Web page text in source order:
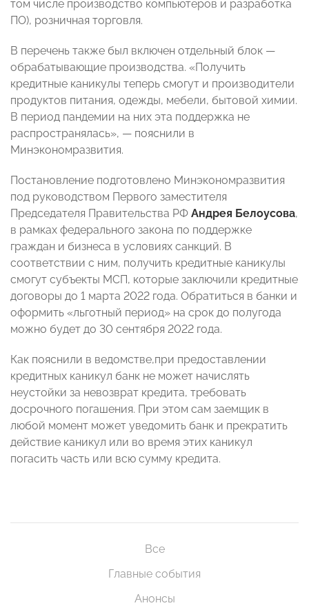
том числе производство компьютеров и разработка
ПО), розничная торговля.
В перечень также был включен отдельный блок —
обрабатывающие производства. «Получить
кредитные каникулы теперь смогут и производители
продуктов питания, одежды, мебели, бытовой химии.
В период пандемии на них эта поддержка не
распространялась», — пояснили в
Минэкономразвития.
Постановление подготовлено Минэкономразвития
под руководством Первого заместителя
Председателя Правительства РФ Андрея Белоусова,
в рамках федерального закона по поддержке
граждан и бизнеса в условиях санкций. В
соответствии с ним, получить кредитные каникулы
смогут субъекты МСП, которые заключили кредитные
договоры до 1 марта 2022 года. Обратиться в банки и
оформить «льготный период» на срок до полугода
можно будет до 30 сентября 2022 года.
Как пояснили в ведомстве,при предоставлении
кредитных каникул банк не может начислять
неустойки за невозврат кредита, требовать
досрочного погашения. При этом сам заемщик в
любой момент может уведомить банк и прекратить
действие каникул или во время этих каникул
погасить часть или всю сумму кредита.
Все
Главные события
Анонсы